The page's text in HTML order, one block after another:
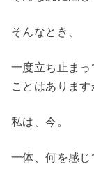
そんなとき、
一度立ち止ま
ことはあります
私は、今。
一体、何を感じ